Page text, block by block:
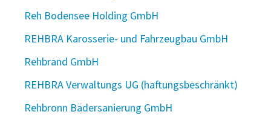
Reh Bodensee Holding GmbH
REHBRA Karosserie- und Fahrzeugbau GmbH
Rehbrand GmbH
REHBRA Verwaltungs UG (haftungsbeschränkt)
Rehbronn Bädersanierung GmbH